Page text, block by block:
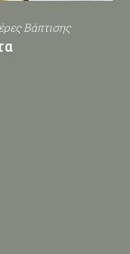
Βάπτισης